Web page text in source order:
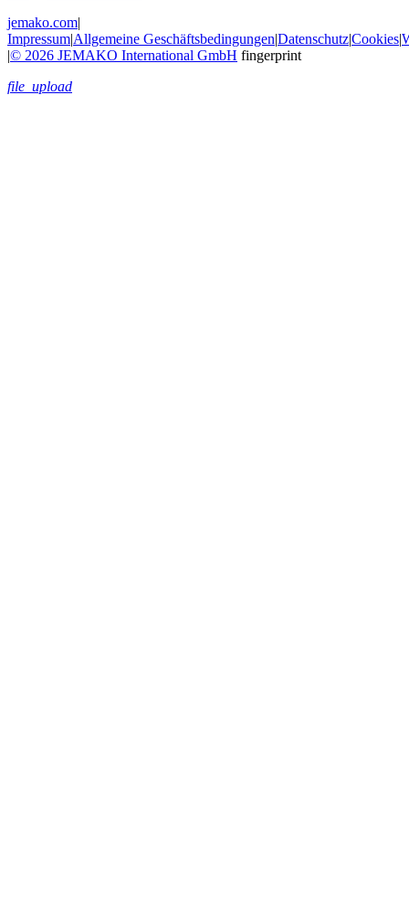
jemako.com|
Impressum|Allgemeine Geschäftsbedingungen|Datenschutz|Cookies|
|© 2026 JEMAKO International GmbH fingerprint
file_upload